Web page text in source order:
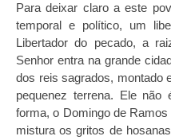
Para deixar claro a este
temporal e político, um
Libertador do pecado, a
Senhor entra na grande
dos reis sagrados, montado
pequenez terrena. Ele
forma, o Domingo de
mistura os gritos de